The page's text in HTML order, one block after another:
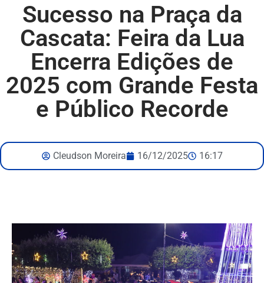
Sucesso na Praça da
Cascata: Feira da Lua
Encerra Edições de
2025 com Grande Festa
e Público Recorde
Cleudson Moreira 16/12/2025 16:17